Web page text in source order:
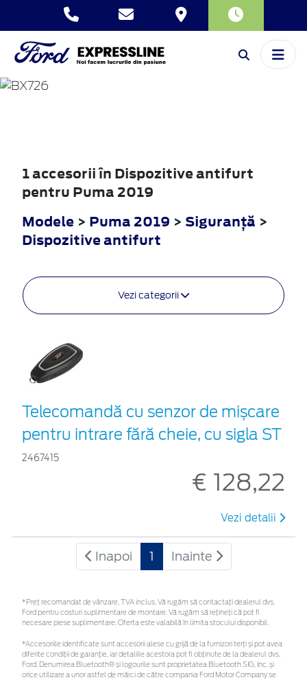
PUMA
1 accesorii în Dispozitive antifurt
pentru Puma 2019
Modele > Puma 2019 > Siguranţă >
Dispozitive antifurt
Vezi categorii
Telecomandă cu senzor de mișcare
pentru intrare fără cheie, cu sigla ST
2467415
€ 128,22
Vezi detalii
Inapoi 1 Inainte
*Preţ recomandat de vânzare, TVA inclus. Vă rugăm să contactaţi dealerul dvs.
Ford pentru costuri suplimentare de montare. Vă rugăm să rețineți că pot fi
necesare piese suplimentare. Oferta este valabilă în limita stocului disponibil.
*Accesoriile identificate sunt accesorii alese cu grijă de la furnizori terți și pot avea
diferite condiții de garanție, iar detaliile acestora pot fi obținute de la dealerul dvs.
Ford. Denumirea Bluetooth® și logourile sunt proprietatea Bluetooth SIG, Inc. și
orice utilizare a unor astfel de mărci de către compania Ford Motor Company se